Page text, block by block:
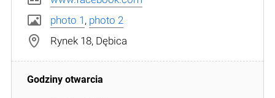
photo 1 , photo 2
Rynek 18, Dębica